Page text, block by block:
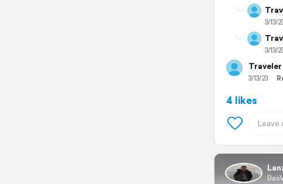
3/13/
3/13/
Traveler
3/13/23
4 likes